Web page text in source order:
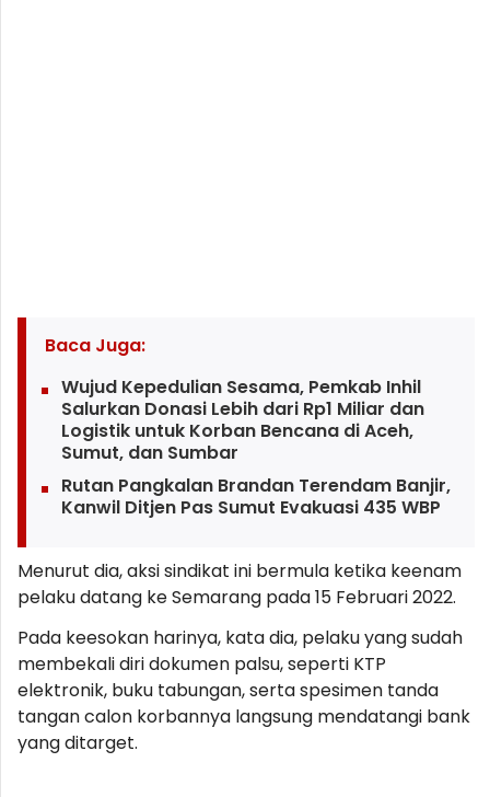
Baca Juga:
Wujud Kepedulian Sesama, Pemkab Inhil
Salurkan Donasi Lebih dari Rp1 Miliar dan
Logistik untuk Korban Bencana di Aceh,
Sumut, dan Sumbar
Rutan Pangkalan Brandan Terendam Banjir,
Kanwil Ditjen Pas Sumut Evakuasi 435 WBP
Menurut dia, aksi sindikat ini bermula ketika keenam
pelaku datang ke Semarang pada 15 Februari 2022.
Pada keesokan harinya, kata dia, pelaku yang sudah
membekali diri dokumen palsu, seperti KTP
elektronik, buku tabungan, serta spesimen tanda
tangan calon korbannya langsung mendatangi bank
yang ditarget.